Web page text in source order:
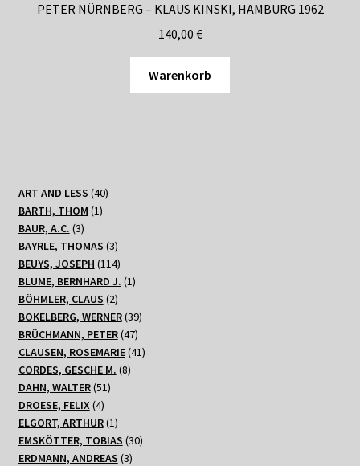
PETER NÜRNBERG – KLAUS KINSKI, HAMBURG 1962
140,00 €
Warenkorb
ART AND LESS 4040
BARTH, THOM 11
BAUR, A.C. 33
Produkte
BAYRLE, THOMAS 33
Produkte
BEUYS, JOSEPH 114114
Produkte
BLUME, BERNHARD J. 11
BÖHMLER, CLAUS 22
Produkte
BOKELBERG, WERNER 3939
BRÜCHMANN, PETER 4747
Produkte
CLAUSEN, ROSEMARIE 4141
CORDES, GESCHE M. 88
DAHN, WALTER 5151
DROESE, FELIX 44
Produkte
ELGORT, ARTHUR 11
Produkt
EMSKÖTTER, TOBIAS 3030
ERDMANN, ANDREAS 33